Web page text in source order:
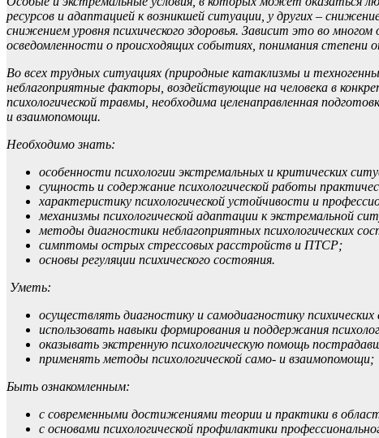
ресурсов и адаптацией к возникшей ситуации, у других –
снижением уровня психического здоровья. Зависит это во
осведомленности о происходящих событиях, понимания степени
Во всех трудных ситуациях (природные катаклизмы и
неблагоприятные факторы, воздействующие на человека в
психологической травмы, необходима целенаправленная
и взаимопомощи.
Необходимо знать:
особенности психологии экстремальных и критических
сущность и содержание психологической работы
характеристику психологической устойчивости и
механизмы психологической адаптации к экстремальной
методы диагностики неблагоприятных психологических
симптомы острых стрессовых расстройств и ПТСР;
основы регуляции психического состояния.
Уметь:
осуществлять диагностику и самодиагностику
использовать навыки формирования и поддержания
оказывать экстренную психологическую помощь
применять методы психологической само- и взаимопомощи;
Быть ознакомленным:
с современными достижениями теории и практики в
с основами психологической профилактики